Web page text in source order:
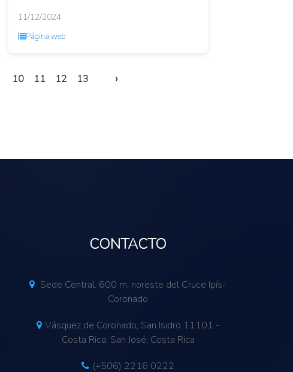
11/12/2024
Página web
10 11 12 13 ›
CONTACTO
Sede Central. 600 m. noreste del Cruce Ipís-
Coronado
Vásquez de Coronado, San Isidro 11101 -
Costa Rica. San José, Costa Rica
(+506) 2216 0222